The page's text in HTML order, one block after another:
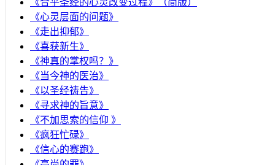
《心灵层面的问题》
《走出抑郁》
《喜获新生》
《神真的掌权吗？》
《当今神的医治》
《以圣经祷告》
《寻求神的旨意》
《不加思索的信仰 》
《疯狂忙碌》
《信心的赛跑》